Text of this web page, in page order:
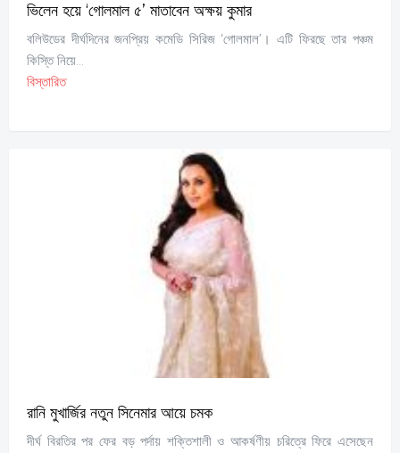
ভিলেন হয়ে ‘গোলমাল ৫’ মাতাবেন অক্ষয় কুমার
বলিউডের দীর্ঘদিনের জনপ্রিয় কমেডি সিরিজ ‘গোলমাল’। এটি ফিরছে তার পঞ্চম
কিস্তি নিয়ে...
বিস্তারিত
রানি মুখার্জির নতুন সিনেমার আয়ে চমক
দীর্ঘ বিরতির পর ফের বড় পর্দায় শক্তিশালী ও আকর্ষণীয় চরিত্রে ফিরে এসেছেন